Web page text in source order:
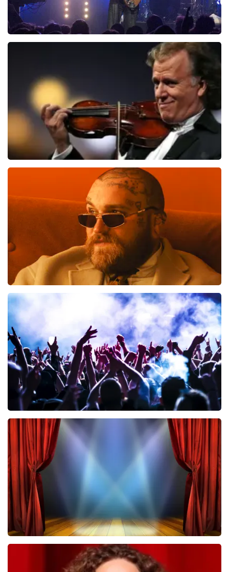
BESTEL NU
laatste 30 minuten
BESTEL NU
Teddy Swims
BESTEL NU
Megadeth
322 laatste 30 minuten
BESTEL NU
40 45 De Musical
laatste 30 minuten